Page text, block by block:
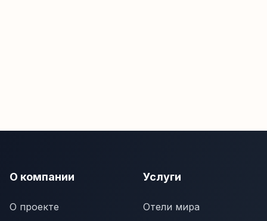
О компании
О проекте
Услуги
Отели мира